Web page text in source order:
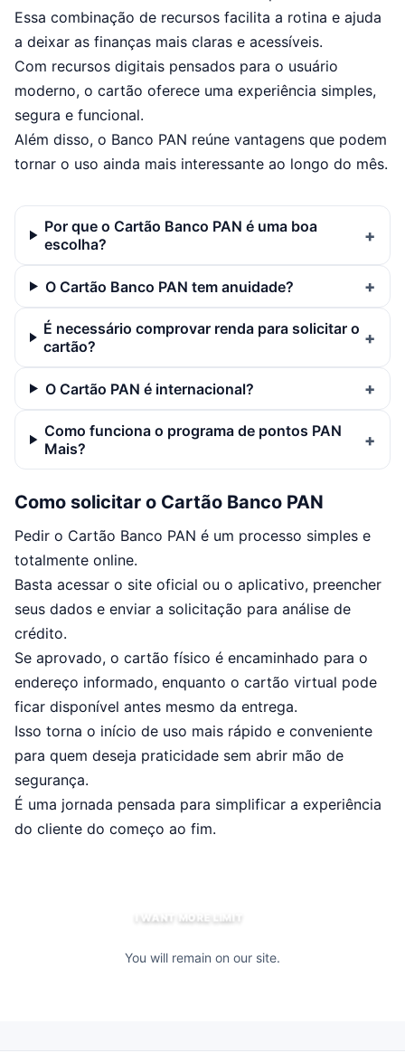
Essa combinação de recursos facilita a rotina e ajuda
a deixar as finanças mais claras e acessíveis.
Com recursos digitais pensados para o usuário
moderno, o cartão oferece uma experiência simples,
segura e funcional.
Além disso, o Banco PAN reúne vantagens que podem
tornar o uso ainda mais interessante ao longo do mês.
Por que o Cartão Banco PAN é uma boa
escolha?
O Cartão Banco PAN tem anuidade?
É necessário comprovar renda para solicitar o
cartão?
O Cartão PAN é internacional?
Como funciona o programa de pontos PAN
Mais?
Como solicitar o Cartão Banco PAN
Pedir o Cartão Banco PAN é um processo simples e
totalmente online.
Basta acessar o site oficial ou o aplicativo, preencher
seus dados e enviar a solicitação para análise de
crédito.
Se aprovado, o cartão físico é encaminhado para o
endereço informado, enquanto o cartão virtual pode
ficar disponível antes mesmo da entrega.
Isso torna o início de uso mais rápido e conveniente
para quem deseja praticidade sem abrir mão de
segurança.
É uma jornada pensada para simplificar a experiência
do cliente do começo ao fim.
I WANT MORE LIMIT
You will remain on our site.